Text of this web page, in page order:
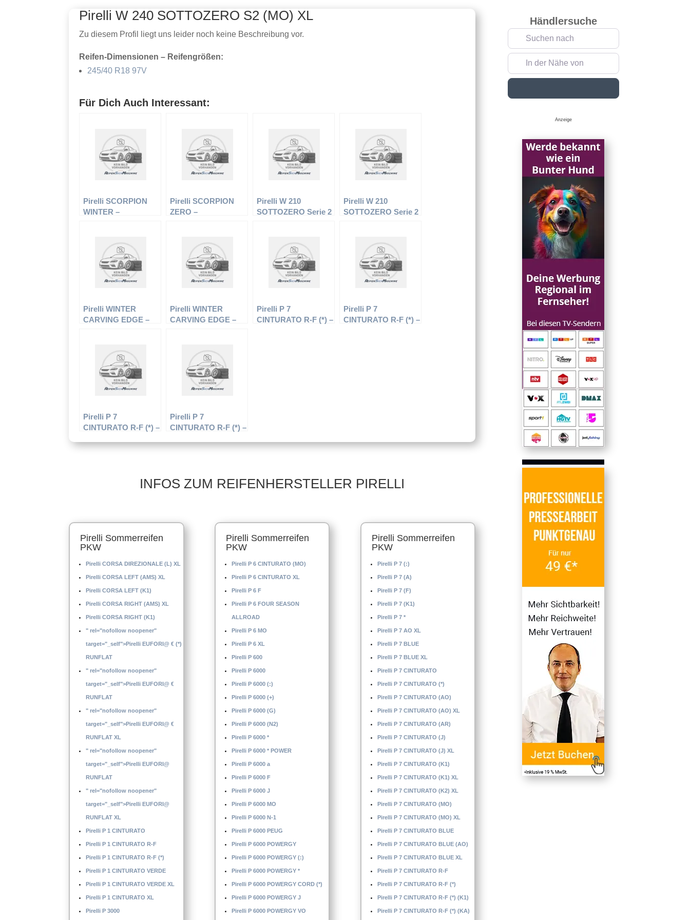
Pirelli W 240 SOTTOZERO S2 (MO) XL
Zu diesem Profil liegt uns leider noch keine Beschreibung vor.
Reifen-Dimensionen – Reifengrößen:
245/40 R18 97V
Für Dich Auch Interessant:
Pirelli SCORPION
WINTER –
Winterreifen
Pirelli SCORPION
ZERO –
Sommerreifen
Pirelli W 210
SOTTOZERO Serie 2
Winterreifen
Pirelli W 210
SOTTOZERO Serie 2
Winterreifen
Pirelli WINTER
CARVING EDGE –
Winterreifen
Pirelli WINTER
CARVING EDGE –
Winterreifen
Pirelli P 7
CINTURATO R-F (*) –
Pirelli P 7
CINTURATO R-F (*) –
Pirelli P 7
CINTURATO R-F (*) –
R18 95V –
Pirelli P 7
CINTURATO R-F (*) –
R17 98 W –
INFOS ZUM REIFENHERSTELLER PIRELLI
Pirelli Sommerreifen
PKW
Pirelli CORSA DIREZIONALE (L) XL
Pirelli CORSA LEFT (AMS) XL
Pirelli CORSA LEFT (K1)
Pirelli CORSA RIGHT (AMS) XL
Pirelli CORSA RIGHT (K1)
" rel="nofollow noopener"
target="_self">Pirelli EUFORI@ € (*)
RUNFLAT
" rel="nofollow noopener"
target="_self">Pirelli EUFORI@ €
RUNFLAT
" rel="nofollow noopener"
target="_self">Pirelli EUFORI@ €
RUNFLAT XL
" rel="nofollow noopener"
target="_self">Pirelli EUFORI@
RUNFLAT
" rel="nofollow noopener"
target="_self">Pirelli EUFORI@
RUNFLAT XL
Pirelli P 1 CINTURATO
Pirelli P 1 CINTURATO R-F
Pirelli P 1 CINTURATO R-F (*)
Pirelli P 1 CINTURATO VERDE
Pirelli P 1 CINTURATO VERDE XL
Pirelli P 1 CINTURATO XL
Pirelli P 3000
Pirelli Sommerreifen
PKW
Pirelli P 6 CINTURATO (MO)
Pirelli P 6 CINTURATO XL
Pirelli P 6 F
Pirelli P 6 FOUR SEASON
ALLROAD
Pirelli P 6 MO
Pirelli P 6 XL
Pirelli P 600
Pirelli P 6000
Pirelli P 6000 (:)
Pirelli P 6000 (+)
Pirelli P 6000 (G)
Pirelli P 6000 (N2)
Pirelli P 6000 *
Pirelli P 6000 * POWER
Pirelli P 6000 a
Pirelli P 6000 F
Pirelli P 6000 J
Pirelli P 6000 MO
Pirelli P 6000 N-1
Pirelli P 6000 PEUG
Pirelli P 6000 POWERGY
Pirelli P 6000 POWERGY (:)
Pirelli P 6000 POWERGY *
Pirelli P 6000 POWERGY CORD (*)
Pirelli P 6000 POWERGY J
Pirelli P 6000 POWERGY VO
Pirelli Sommerreifen
PKW
Pirelli P 7 (:)
Pirelli P 7 (A)
Pirelli P 7 (F)
Pirelli P 7 (K1)
Pirelli P 7 *
Pirelli P 7 AO XL
Pirelli P 7 BLUE
Pirelli P 7 BLUE XL
Pirelli P 7 CINTURATO
Pirelli P 7 CINTURATO (*)
Pirelli P 7 CINTURATO (AO)
Pirelli P 7 CINTURATO (AO) XL
Pirelli P 7 CINTURATO (AR)
Pirelli P 7 CINTURATO (J)
Pirelli P 7 CINTURATO (J) XL
Pirelli P 7 CINTURATO (K1)
Pirelli P 7 CINTURATO (K1) XL
Pirelli P 7 CINTURATO (K2) XL
Pirelli P 7 CINTURATO (MO)
Pirelli P 7 CINTURATO (MO) XL
Pirelli P 7 CINTURATO BLUE
Pirelli P 7 CINTURATO BLUE (AO)
Pirelli P 7 CINTURATO BLUE XL
Pirelli P 7 CINTURATO R-F
Pirelli P 7 CINTURATO R-F (*)
Pirelli P 7 CINTURATO R-F (*) (K1)
Pirelli P 7 CINTURATO R-F (*) (KA)
Händlersuche
Suchen nach
In der Nähe von
Anzeige